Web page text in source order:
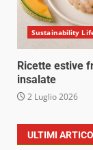
Sustainability
Ricette estive
insalate
2 Luglio 2026
ULTIMI